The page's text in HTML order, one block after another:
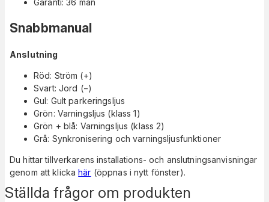
Ställda frågor om produkten
Garanti: 36 mån
Snabbmanual
Anslutning
Röd: Ström (+)
Svart: Jord (−)
Gul: Gult parkeringsljus
Grön: Varningsljus (klass 1)
Grön + blå: Varningsljus (klass 2)
Grå: Synkronisering och varningsljusfunktioner
Du hittar tillverkarens installations- och anslutningsanvisningar
genom att klickahär (öppnas i nytt fönster).